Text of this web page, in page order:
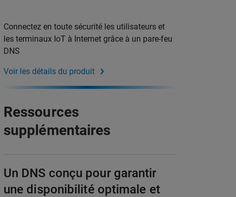
Connectez en toute sécurité les utilisateurs et
les terminaux IoT à Internet grâce à un pare-feu
DNS
Voir les détails du produit
Ressources
supplémentaires
Un DNS conçu pour garantir
une disponibilité optimale et